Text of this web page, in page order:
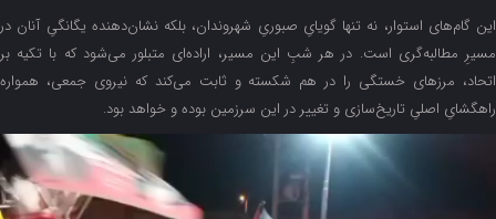
این گام‌های استوار، نه تنها گویایِ صبوریِ شهروندان، بلکه نشان‌دهنده یگانگیِ آنان در
مسیرِ مطالبه‌گری است. در هر شبِ این مسیر، اراده‌ای متبلور می‌شود که با تکیه بر
اتحاد، مرزهای خستگی را در هم شکسته و ثابت می‌کند که نیروی جمعی، همواره
راهگشایِ اصلیِ تاریخ‌سازی و تغییر در این سرزمین بوده و خواهد بود.